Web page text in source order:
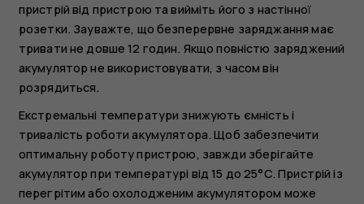
пристрій від пристрою та вийміть його з настінної
розетки. Зауважте, що безперервне заряджання має
тривати не довше 12 годин. Якщо повністю заряджений
акумулятор не використовувати, з часом він
розрядиться.
Екстремальні температури знижують ємність і
тривалість роботи акумулятора. Щоб забезпечити
оптимальну роботу пристрою, завжди зберігайте
акумулятор при температурі від 15 до 25°C. Пристрій із
перегрітим або охолодженим акумулятором може